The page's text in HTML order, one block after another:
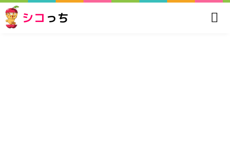
シコ っち